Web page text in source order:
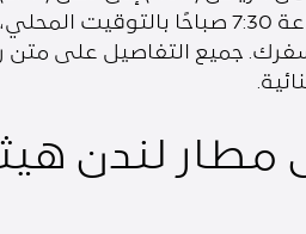
جميع التفاصيل على متن
لندن